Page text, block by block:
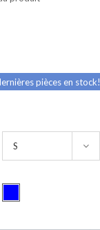
pièces en stock!